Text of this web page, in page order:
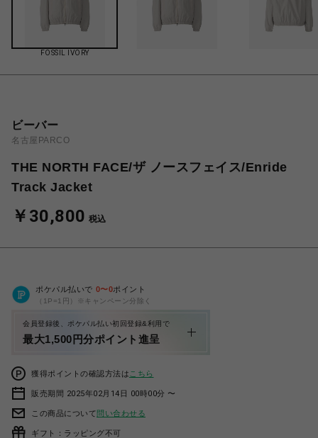
FOSSIL IVORY
ビーバー
名古屋PARCO
THE NORTH FACE/ザ ノースフェイス/Enride
Track Jacket
￥30,800 税込
ポケパル払いで 0〜0ポイント
（1P=1円）※キャンペーン分除く
会員登録後、ポケパル払い初回登録&利用で
最大1,500円分ポイント進呈
獲得ポイントの確認方法は こちら
販売期間 2025年02月14日 00時00分 〜
この商品について問い合わせる
ギフト：ラッピング不可